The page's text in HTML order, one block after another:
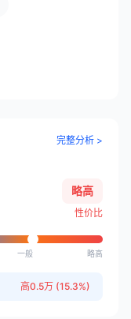
完整分析 >
略高
性价比
一般 略高
高0.5万 (15.3%)